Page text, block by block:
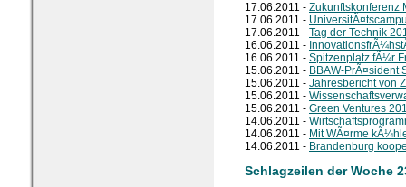
17.06.2011 - Zukunftskonferenz
17.06.2011 -
17.06.2011 - Tag der Technik
16.06.2011 -
16.06.2011 - Spitzenplatz fÃ¼r
15.06.2011 - BBAW-PrÃ¤sident
15.06.2011 - Jahresbericht von
15.06.2011 -
15.06.2011 - Green Ventures
14.06.2011 -
14.06.2011 - Mit WÃ¤rme
14.06.2011 - Brandenburg
Schlagzeilen der Woche